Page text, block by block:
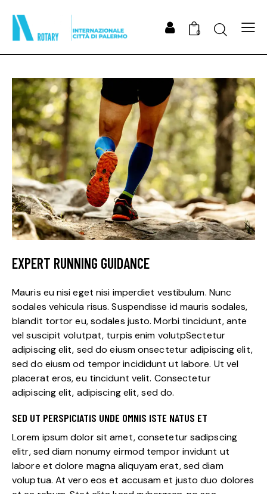
0 Search
EXPERT RUNNING GUIDANCE
Mauris eu nisi eget nisi imperdiet vestibulum. Nunc
sodales vehicula risus. Suspendisse id mauris sodales,
blandit tortor eu, sodales justo. Morbi tincidunt, ante
vel suscipit volutpat, turpis enim volutpSectetur
adipiscing elit, sed do eiusm onsectetur adipiscing elit,
sed do eiusm od tempor incididunt ut labore. Ut vel
placerat eros, eu tincidunt velit. Consectetur
adipiscing elit, adipiscing elit, sed do.
SED UT PERSPICIATIS UNDE OMNIS ISTE NATUS ET
Lorem ipsum dolor sit amet, consetetur sadipscing
elitr, sed diam nonumy eirmod tempor invidunt ut
labore et dolore magna aliquyam erat, sed diam
voluptua. At vero eos et accusam et justo duo dolores